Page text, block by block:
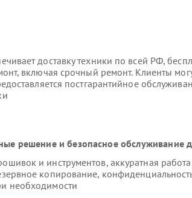
доставку техники по всей РФ,
включая срочный ремонт. Клиенты
постгарантийное
решение и безопасное обслуживание
и инструментов, аккуратная
копирование,
необходимости